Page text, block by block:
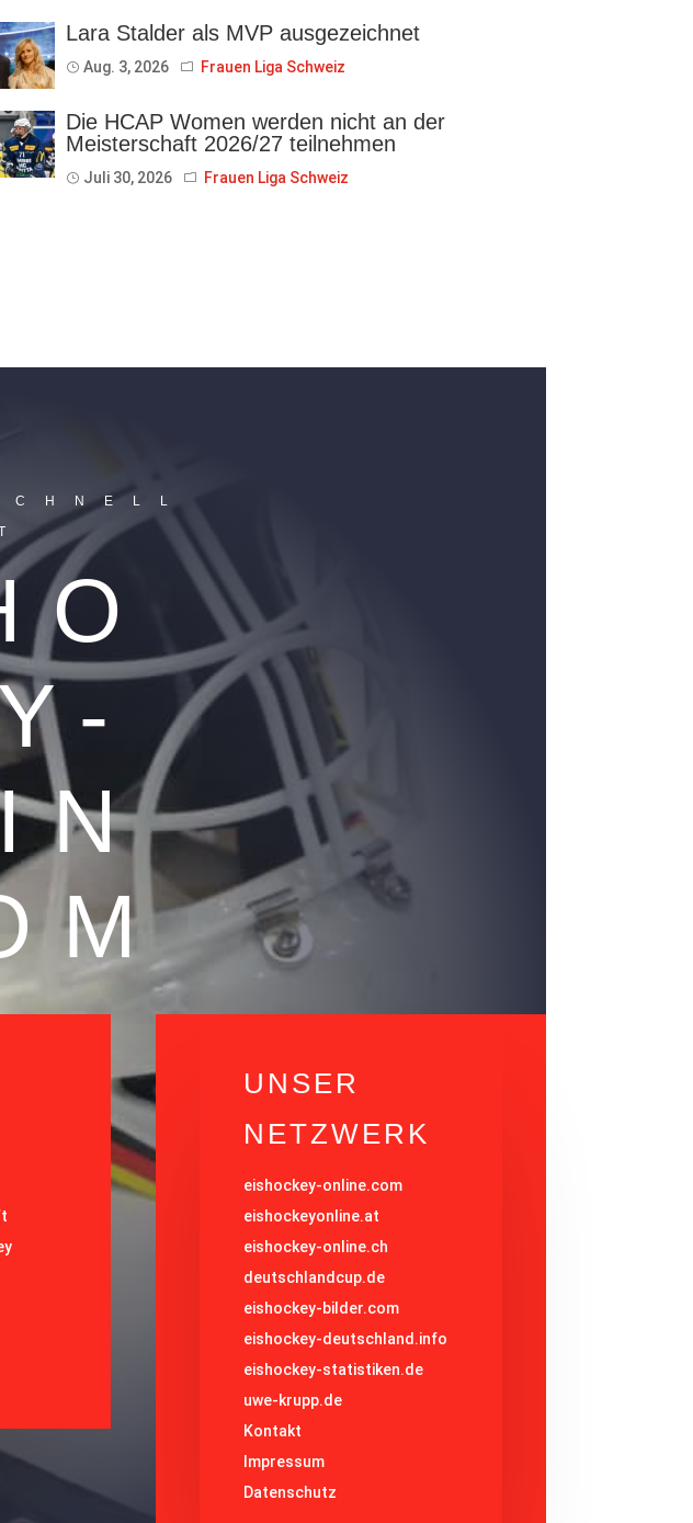
Lara Stalder als MVP ausgezeichnet
Aug. 3, 2026 Frauen Liga Schweiz
Die HCAP Women werden nicht an der
Meisterschaft 2026/27 teilnehmen
Juli 30, 2026 Frauen Liga Schweiz
UNSER
NETZWERK
eishockey-online.com
eishockeyonline.at
eishockey-online.ch
deutschlandcup.de
eishockey-bilder.com
eishockey-deutschland.info
eishockey-statistiken.de
uwe-krupp.de
Kontakt
Impressum
Datenschutz